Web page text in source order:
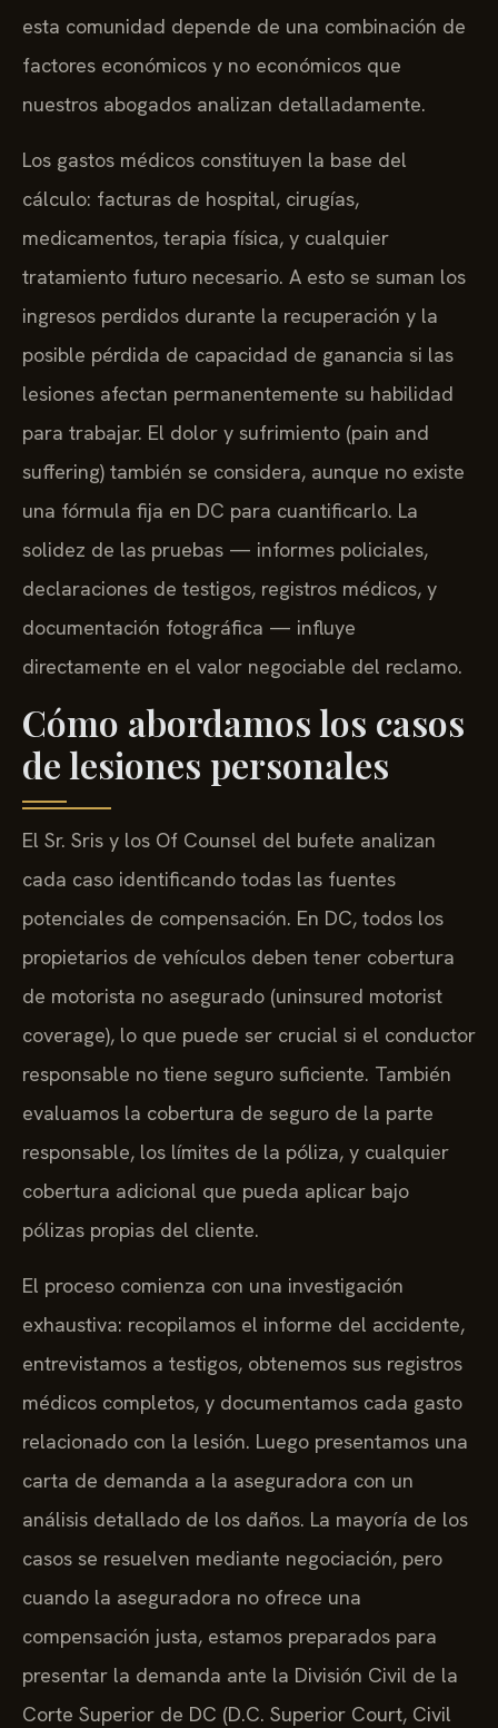
esta comunidad depende de una combinación de
factores económicos y no económicos que
nuestros abogados analizan detalladamente.
Los gastos médicos constituyen la base del
cálculo: facturas de hospital, cirugías,
medicamentos, terapia física, y cualquier
tratamiento futuro necesario. A esto se suman los
ingresos perdidos durante la recuperación y la
posible pérdida de capacidad de ganancia si las
lesiones afectan permanentemente su habilidad
para trabajar. El dolor y sufrimiento (pain and
suffering) también se considera, aunque no existe
una fórmula fija en DC para cuantificarlo. La
solidez de las pruebas — informes policiales,
declaraciones de testigos, registros médicos, y
documentación fotográfica — influye
directamente en el valor negociable del reclamo.
Cómo abordamos los casos
de lesiones personales
El Sr. Sris y los Of Counsel del bufete analizan
cada caso identificando todas las fuentes
potenciales de compensación. En DC, todos los
propietarios de vehículos deben tener cobertura
de motorista no asegurado (uninsured motorist
coverage), lo que puede ser crucial si el conductor
responsable no tiene seguro suficiente. También
evaluamos la cobertura de seguro de la parte
responsable, los límites de la póliza, y cualquier
cobertura adicional que pueda aplicar bajo
pólizas propias del cliente.
El proceso comienza con una investigación
exhaustiva: recopilamos el informe del accidente,
entrevistamos a testigos, obtenemos sus registros
médicos completos, y documentamos cada gasto
relacionado con la lesión. Luego presentamos una
carta de demanda a la aseguradora con un
análisis detallado de los daños. La mayoría de los
casos se resuelven mediante negociación, pero
cuando la aseguradora no ofrece una
compensación justa, estamos preparados para
presentar la demanda ante la División Civil de la
Corte Superior de DC (D.C. Superior Court, Civil